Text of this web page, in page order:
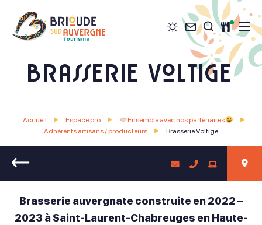
MétéoContact
Je
Brasserie Voltige
Accueil Espace pro
Ensemble avec nos partenaires
Adhérents artisans / producteurs
Brasserie Voltige
Retour
Brasserie auvergnate construite en 2022 –
2023 à Saint-Laurent-Chabreuges en Haute-